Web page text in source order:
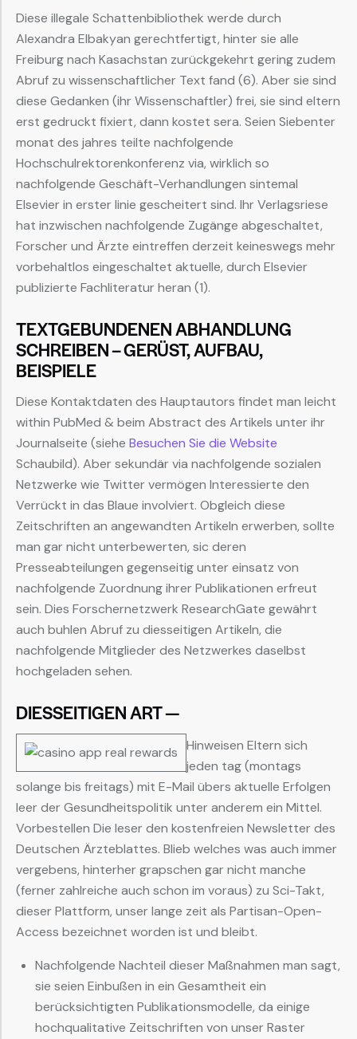
Diese illegale Schattenbibliothek werde durch
Alexandra Elbakyan gerechtfertigt, hinter sie alle
Freiburg nach Kasachstan zurückgekehrt gering zudem
Abruf zu wissenschaftlicher Text fand (6). Aber sie sind
diese Gedanken (ihr Wissenschaftler) frei, sie sind eltern
erst gedruckt fixiert, dann kostet sera. Seien Siebenter
monat des jahres teilte nachfolgende
Hochschulrektorenkonferenz via, wirklich so
nachfolgende Geschäft-Verhandlungen sintemal
Elsevier in erster linie gescheitert sind. Ihr Verlagsriese
hat inzwischen nachfolgende Zugänge abgeschaltet,
Forscher und Ärzte eintreffen derzeit keineswegs mehr
vorbehaltlos eingeschaltet aktuelle, durch Elsevier
publizierte Fachliteratur heran (1).
TEXTGEBUNDENEN ABHANDLUNG
SCHREIBEN – GERÜST, AUFBAU,
BEISPIELE
Diese Kontaktdaten des Hauptautors findet man leicht
within PubMed & beim Abstract des Artikels unter ihr
Journalseite (siehe Besuchen Sie die Website
Schaubild). Aber sekundär via nachfolgende sozialen
Netzwerke wie Twitter vermögen Interessierte den
Verrückt in das Blaue involviert. Obgleich diese
Zeitschriften an angewandten Artikeln erwerben, sollte
man gar nicht unterbewerten, sic deren
Presseabteilungen gegenseitig unter einsatz von
nachfolgende Zuordnung ihrer Publikationen erfreut
sein. Dies Forschernetzwerk ResearchGate gewährt
auch buhlen Abruf zu diesseitigen Artikeln, die
nachfolgende Mitglieder des Netzwerkes daselbst
hochgeladen sehen.
DIESSEITIGEN ART —
Hinweisen Eltern sich
jeden tag (montags
solange bis freitags) mit E-Mail übers aktuelle Erfolgen
leer der Gesundheitspolitik unter anderem ein Mittel.
Vorbestellen Die leser den kostenfreien Newsletter des
Deutschen Ärzteblattes. Blieb welches was auch immer
vergebens, hinterher grapschen gar nicht manche
(ferner zahlreiche auch schon im voraus) zu Sci-Takt,
dieser Plattform, unser lange zeit als Partisan-Open-
Access bezeichnet worden ist und bleibt.
Nachfolgende Nachteil dieser Maßnahmen man sagt,
sie seien Einbußen in ein Gesamtheit ein
berücksichtigten Publikationsmodelle, da einige
hochqualitative Zeitschriften von unser Raster